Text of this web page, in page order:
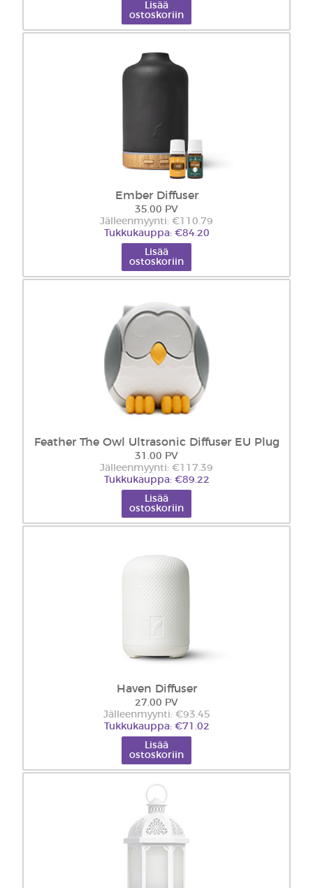
Lisää
ostoskoriin
Ember Diffuser
35.00 PV
Jälleenmyynti: €110.79
Tukkukauppa: €84.20
Lisää
ostoskoriin
Feather The Owl Ultrasonic Diffuser EU Plug
31.00 PV
Jälleenmyynti: €117.39
Tukkukauppa: €89.22
Lisää
ostoskoriin
Haven Diffuser
27.00 PV
Jälleenmyynti: €93.45
Tukkukauppa: €71.02
Lisää
ostoskoriin